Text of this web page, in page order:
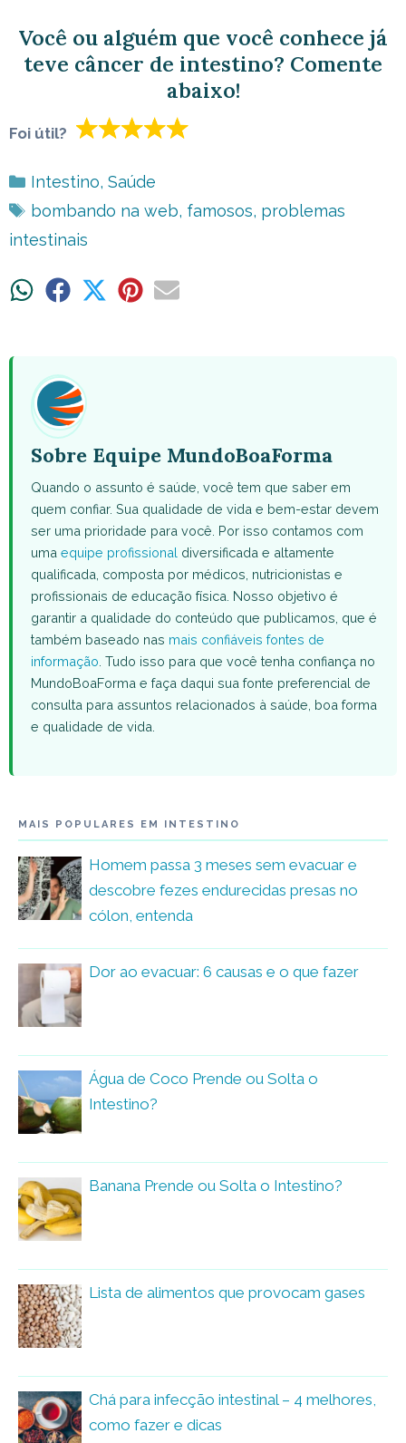
Você ou alguém que você conhece já
teve câncer de intestino? Comente
abaixo!
Foi útil?
Categorias
Intestino, Saúde
Tags
bombando na web, famosos, problemas
intestinais
ShareShare ShareShareShare
Sobre Equipe MundoBoaForma
Quando o assunto é saúde, você tem que saber em
quem confiar. Sua qualidade de vida e bem-estar devem
ser uma prioridade para você. Por isso contamos com
uma equipe profissional diversificada e altamente
qualificada, composta por médicos, nutricionistas e
profissionais de educação física. Nosso objetivo é
garantir a qualidade do conteúdo que publicamos, que é
também baseado nas mais confiáveis fontes de
informação. Tudo isso para que você tenha confiança no
MundoBoaForma e faça daqui sua fonte preferencial de
consulta para assuntos relacionados à saúde, boa forma
e qualidade de vida.
MAIS POPULARES EM INTESTINO
Homem passa 3 meses sem evacuar e
descobre fezes endurecidas presas no
cólon, entenda
Dor ao evacuar: 6 causas e o que fazer
Água de Coco Prende ou Solta o
Intestino?
Banana Prende ou Solta o Intestino?
Lista de alimentos que provocam gases
Chá para infecção intestinal – 4 melhores,
como fazer e dicas